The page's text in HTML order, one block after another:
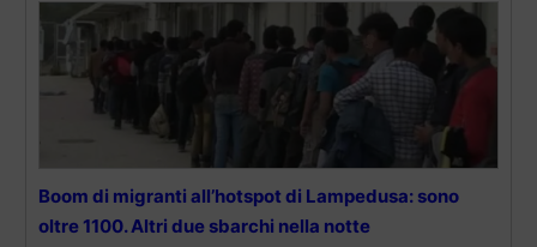
Boom di migranti all’hotspot di Lampedusa: sono
oltre 1100. Altri due sbarchi nella notte